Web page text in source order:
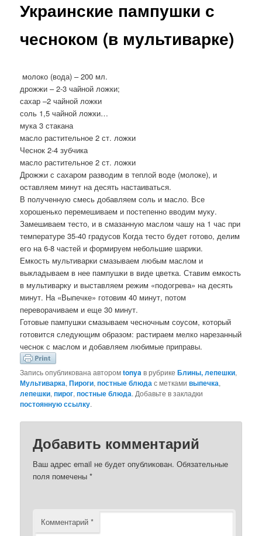
Украинские пампушки с
чесноком (в мультиварке)
молоко (вода) – 200 мл.
дрожжи – 2-3 чайной ложки;
сахар –2 чайной ложки
соль 1,5 чайной ложки…
мука 3 стакана
масло растительное 2 ст. ложки
Чеснок 2-4 зубчика
масло растительное 2 ст. ложки
Дрожжи с сахаром разводим в теплой воде (молоке), и
оставляем минут на десять настаиваться.
В полученную смесь добавляем соль и масло. Все
хорошенько перемешиваем и постепенно вводим муку.
Замешиваем тесто, и в смазанную маслом чашу на 1 час при
температуре 35-40 градусов Когда тесто будет готово, делим
его на 6-8 частей и формируем небольшие шарики.
Емкость мультиварки смазываем любым маслом и
выкладываем в нее пампушки в виде цветка. Ставим емкость
в мультиварку и выставляем режим «подогрева» на десять
минут. На «Выпечке» готовим 40 минут, потом
переворачиваем и еще 30 минут.
Готовые пампушки смазываем чесночным соусом, который
готовится следующим образом: растираем мелко нарезанный
чеснок с маслом и добавляем любимые приправы.
Запись опубликована авторомtonyaв рубрикеБлины, лепешки,
Мультиварка,Пироги,постные блюдас меткамивыпечка,
лепешки,пирог,постные блюда. Добавьте в закладки
постоянную ссылку.
Добавить комментарий
Ваш адрес email не будет опубликован. Обязательные
поля помечены*
Комментарий*